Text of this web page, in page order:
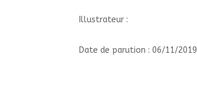
Illustrateur :
Date de parution : 06/11/2019